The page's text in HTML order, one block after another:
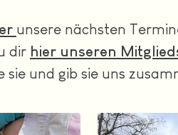
unsere nächsten
dir hier unseren
sie und gib sie uns